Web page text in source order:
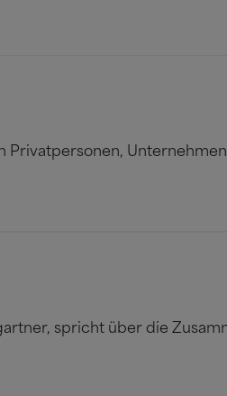
Privatpersonen,
spricht über die